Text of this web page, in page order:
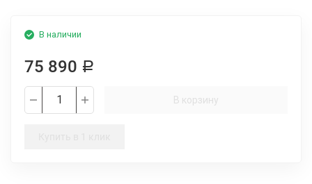
В наличии
75 890 Р
В корзину